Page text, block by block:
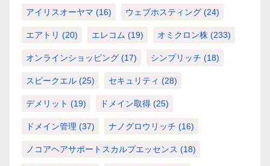
アイリスオーヤマ (16) ウェブホスティング (24)
エアトリ (20) エレコム (19) オミクロン株 (233)
オンラインショッピング (17) シンプリッチ (18)
スピークエル (25) セキュリティ (28)
デメリット (19) ドメイン取得 (25)
ドメイン管理 (37) ナノグロウリッチ (16)
ノコアヘアサポートスカルプエッセンス (18)